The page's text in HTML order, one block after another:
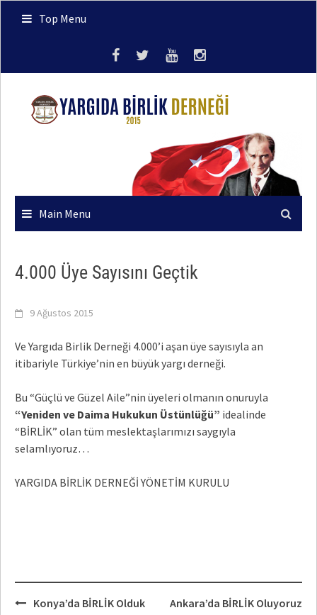
Top Menu
Main Menu
4.000 Üye Sayısını Geçtik
9 Ağustos 2015
Ve Yargıda Birlik Derneği 4.000’i aşan üye sayısıyla an
itibariyle Türkiye’nin en büyük yargı derneği.
Bu “Güçlü ve Güzel Aile”nin üyeleri olmanın onuruyla
“Yeniden ve Daima Hukukun Üstünlüğü” idealinde
“BİRLİK” olan tüm meslektaşlarımızı saygıyla
selamlıyoruz…
YARGIDA BİRLİK DERNEĞİ YÖNETİM KURULU
PostKonya’da BİRLİK Olduk Ankara’da BİRLİK Oluyoruz